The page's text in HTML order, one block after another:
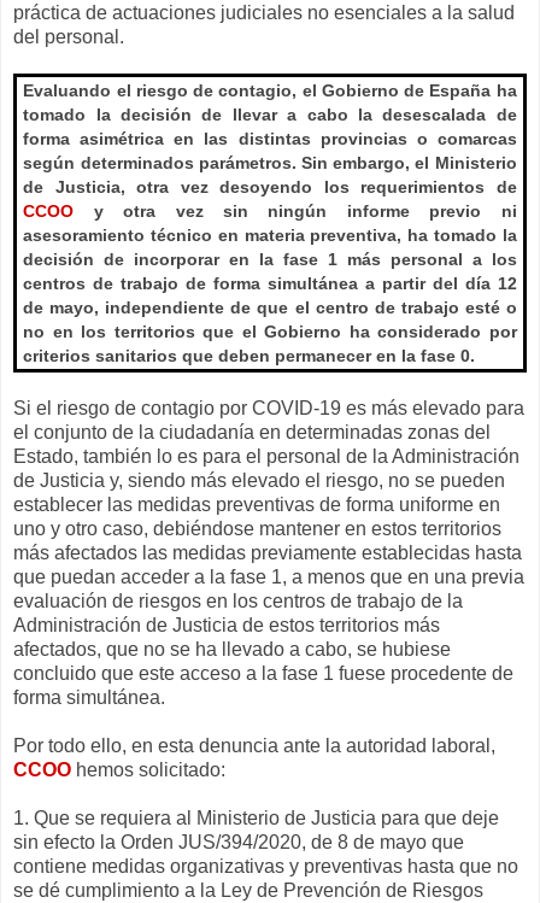
práctica de actuaciones judiciales no esenciales a la salud
del personal.
Evaluando el riesgo de contagio, el Gobierno de España ha
tomado la decisión de llevar a cabo la desescalada de
forma asimétrica en las distintas provincias o comarcas
según determinados parámetros. Sin embargo, el Ministerio
de Justicia, otra vez desoyendo los requerimientos de
CCOO y otra vez sin ningún informe previo ni
asesoramiento técnico en materia preventiva, ha tomado la
decisión de incorporar en la fase 1 más personal a los
centros de trabajo de forma simultánea a partir del día 12
de mayo, independiente de que el centro de trabajo esté o
no en los territorios que el Gobierno ha considerado por
criterios sanitarios que deben permanecer en la fase 0.
Si el riesgo de contagio por COVID-19 es más elevado para
el conjunto de la ciudadanía en determinadas zonas del
Estado, también lo es para el personal de la Administración
de Justicia y, siendo más elevado el riesgo, no se pueden
establecer las medidas preventivas de forma uniforme en
uno y otro caso, debiéndose mantener en estos territorios
más afectados las medidas previamente establecidas hasta
que puedan acceder a la fase 1, a menos que en una previa
evaluación de riesgos en los centros de trabajo de la
Administración de Justicia de estos territorios más
afectados, que no se ha llevado a cabo, se hubiese
concluido que este acceso a la fase 1 fuese procedente de
forma simultánea.
Por todo ello, en esta denuncia ante la autoridad laboral,
CCOO hemos solicitado:
1. Que se requiera al Ministerio de Justicia para que deje
sin efecto la Orden JUS/394/2020, de 8 de mayo que
contiene medidas organizativas y preventivas hasta que no
se dé cumplimiento a la Ley de Prevención de Riesgos